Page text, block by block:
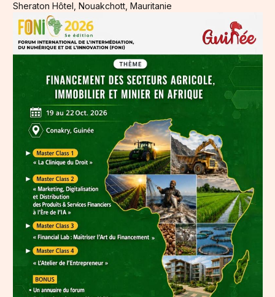
Sheraton Hôtel, Nouakchott, Mauritanie